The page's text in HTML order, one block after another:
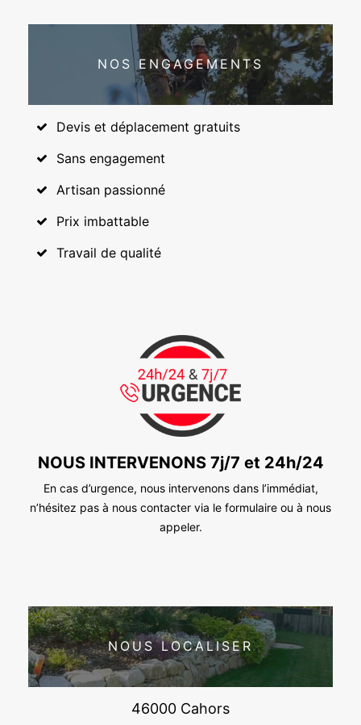
NOS ENGAGEMENTS
Devis et déplacement gratuits
Sans engagement
Artisan passionné
Prix imbattable
Travail de qualité
NOUS INTERVENONS 7j/7 et 24h/24
En cas d’urgence, nous intervenons dans l’immédiat,
n’hésitez pas à nous contacter via le formulaire ou à nous
appeler.
NOUS LOCALISER
46000 Cahors